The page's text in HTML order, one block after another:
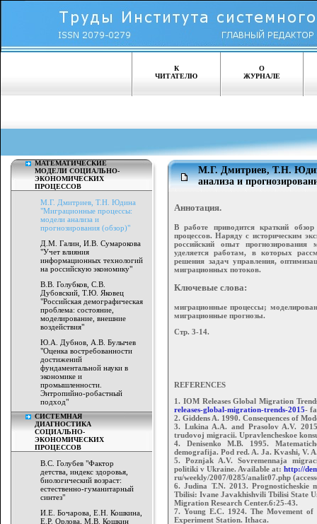
К
ЧИТАТЕЛЮ
О
ЖУРНАЛЕ
МАТЕМАТИЧЕСКИЕ
МОДЕЛИ СОЦИАЛЬНО-
ЭКОНОМИЧЕСКИХ
ПРОЦЕССОВ
М.Г. Дмитриев, Т.Н. Юдина
"Миграционные процессы:
модели анализа и
прогнозирования (обзор)"
Д.М. Галин, И.В. Сумарокова
"Учет влияния
информационных технологий
на российскую экономику"
В.В. Голубков, С.В.
Дубовский, Т.Ю. Яковец
"Российская демографическая
проблема: состояние,
моделирование, внешние
воздействия"
Ю.А. Дубнов, А.В. Булычев
"Оценка востребованности
достижений
фундаментальной науки в
экономике и
промышленности.
Энтропийно-робастный
подход"
СИСТЕМНАЯ
ДИАГНОСТИКА
СОЦИАЛЬНО-
ЭКОНОМИЧЕСКИХ
ПРОЦЕССОВ
В.С. Голубев "Фактор
детства, индекс здоровья,
биологический возраст:
естественно-гуманитарный
синтез"
И.Е. Бочарова, Е.Н. Кошкина,
Е.Р. Орлова, М.В. Кошкин
М.Г. Дмитриев, Т.Н.
анализа и
Аннотация.
В работе приводится краткий
процессов. Наряду с историческим
российский опыт
уделяется работам, в которых
решения задач управления,
миграционных потоков.
Ключевые слова:
миграционные процессы;
миграционные прогнозы.
Стр. 3-14.
REFERENCES
1. IOM Releases Global Migration
releases-global-migration-trends-2015-
2. Giddens A. 1990. Consequences of
3. Lukina A.A. and Prasolov A.V.
trudovoj migracii. Upravlencheskoe
4. Denisenko M.B. 1995.
demografija. Pod red. A. Ja. Kvashi, V.
5. Poznjak A.V. Sovremennaja
politiki v Ukraine. Available at: http://
ru/weekly/2007/0285/analit07.php
6. Judina T.N. 2013.
Tbilisi: Ivane Javakhishvili Tbilisi State
Migration Research Center.6:25-43.
7. Young E.C. 1924. The Movement
Experiment Station. Ithaca.